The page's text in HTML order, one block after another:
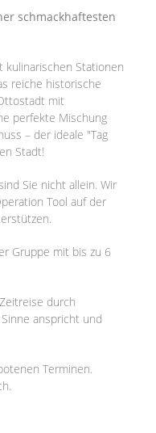
schmackhaftesten
Stationen
reiche historische
mit
perfekte Mischung
– der ideale "Tag
Stadt!
Sie nicht allein. Wir
Tool auf der
Gruppe mit bis zu 6
durch
anspricht und
Terminen.